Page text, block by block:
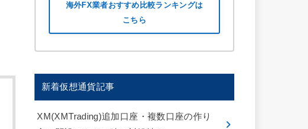
海外FX業者おすすめ比較ランキングは
こちら
新着仮想通貨記事
XM(XMTrading)追加口座・複数口座の作り